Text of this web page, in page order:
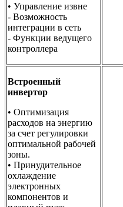
• Управление извне
- Возможность
интеграции в сеть
- Функции ведущего
контроллера
Встроенный
инвертор
• Оптимизация
расходов на энергию
за счет регулировки
оптимальной рабочей
зоны.
• Принудительное
охлаждение
электронных
компонентов и